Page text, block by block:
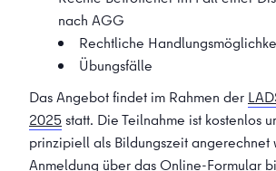
nach AGG
Rechtliche
Übungsfälle
Das Angebot findet im Rahmen der
2025statt. Die Teilnahme ist kostenlos
prinzipiell als Bildungszeit angerechnet
Anmeldung über dasOnline-Formular